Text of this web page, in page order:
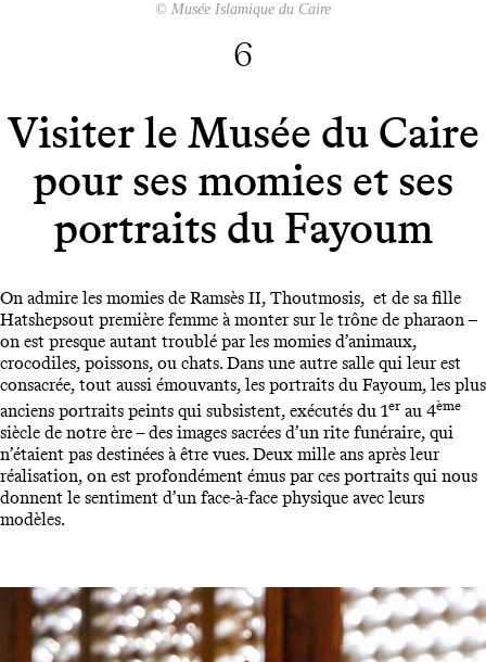
© Musée Islamique du Caire
6
Visiter le Musée du Caire
pour ses momies et ses
portraits du Fayoum
On admire les momies de Ramsès II, Thoutmosis, et de sa fille
Hatshepsout première femme à monter sur le trône de pharaon –
on est presque autant troublé par les momies d’animaux,
crocodiles, poissons, ou chats. Dans une autre salle qui leur est
consacrée, tout aussi émouvants, les portraits du Fayoum, les plus
anciens portraits peints qui subsistent, exécutés du 1er au 4ème
siècle de notre ère – des images sacrées d’un rite funéraire, qui
n’étaient pas destinées à être vues. Deux mille ans après leur
réalisation, on est profondément émus par ces portraits qui nous
donnent le sentiment d’un face-à-face physique avec leurs
modèles.